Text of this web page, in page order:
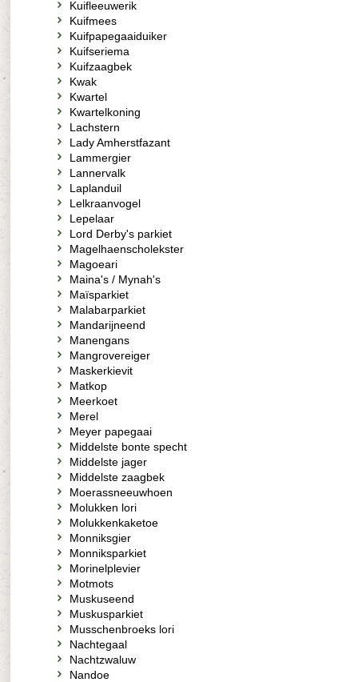
Kuifleeuwerik
Kuifmees
Kuifpapegaaiduiker
Kuifseriema
Kuifzaagbek
Kwak
Kwartel
Kwartelkoning
Lachstern
Lady Amherstfazant
Lammergier
Lannervalk
Laplanduil
Lelkraanvogel
Lepelaar
Lord Derby's parkiet
Magelhaenscholekster
Magoeari
Maina's / Mynah's
Maïsparkiet
Malabarparkiet
Mandarijneend
Manengans
Mangrovereiger
Maskerkievit
Matkop
Meerkoet
Merel
Meyer papegaai
Middelste bonte specht
Middelste jager
Middelste zaagbek
Moerassneeuwhoen
Molukken lori
Molukkenkaketoe
Monniksgier
Monniksparkiet
Morinelplevier
Motmots
Muskuseend
Muskusparkiet
Musschenbroeks lori
Nachtegaal
Nachtzwaluw
Nandoe